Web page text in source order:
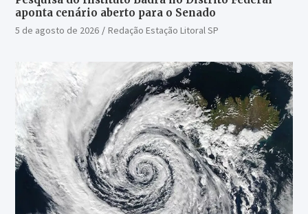
aponta cenário aberto para o Senado
5 de agosto de 2026 Redação Estação Litoral SP